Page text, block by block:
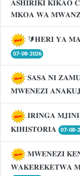
𝐀𝐒𝐇𝐈𝐑𝐈𝐊𝐈
𝐌𝐊𝐎𝐀 𝐖𝐀
🔰𝐇𝐄𝐑𝐈 𝐘𝐀
07-08-2026
𝐒𝐀𝐒𝐀 𝐍𝐈
𝐌𝐖𝐄𝐍𝐄𝐙𝐈
𝐈𝐑𝐈𝐍𝐆𝐀
𝐊𝐈𝐇𝐈𝐒𝐓𝐎𝐑𝐈𝐀
07-08-
𝐌𝐖𝐄𝐍𝐄𝐙𝐈
𝐖𝐀𝐊𝐄𝐑𝐄𝐊𝐄𝐓𝐖𝐀